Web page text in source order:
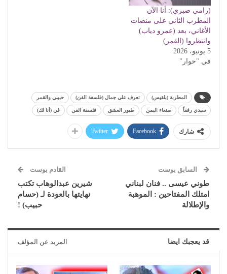
(رامي صبري): أنا الآن
المطرب الثاني على منصات
الأغاني، بعد (عمرو دياب)
وانتظروا (القمر)
5 يونيو، 2026
في "حوار"
المطربة (بلقيس) تعرف على جمال (فلسفة الفن) حبيبي والقمر
سيدي رفقاً صنعاء اليمن طيور العشق فلسفة الفن في (أنا لك)
شارك Facebook
Twitter
السابق بوست
طوني عيسى .. فنان لبناني
امتلك المفتاحين : الموهبة
والإطلالة
القادم بوست
شيرين عبدالوهاب تكتب
نهايتها بالعودة لـ (حسام
حبيب) !
قد يعجبك ايضا المزيد عن المؤلف